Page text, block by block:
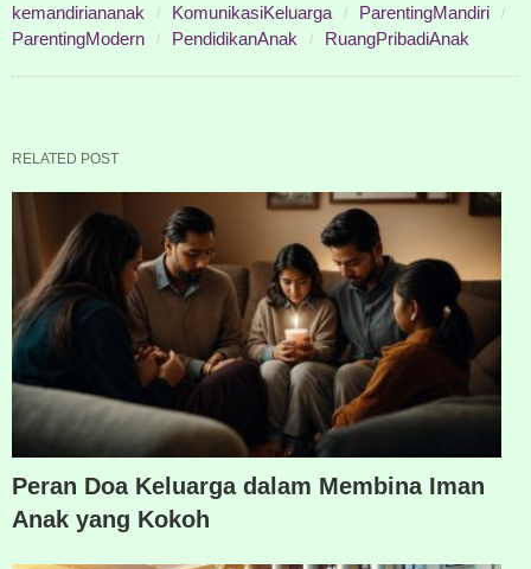
kemandiriananak
KomunikasiKeluarga
ParentingMandiri
ParentingModern
PendidikanAnak RuangPribadiAnak
RELATED POST
Peran Doa Keluarga dalam Membina Iman
Anak yang Kokoh